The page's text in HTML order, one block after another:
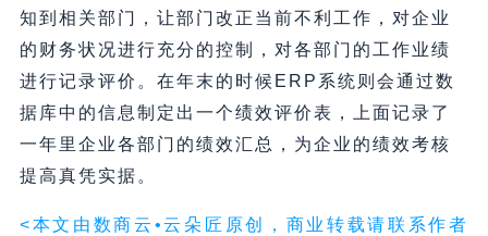
知到相关部门，让部门改正当前不利工作，对企业
的财务状况进行充分的控制，对各部门的工作业绩
进行记录评价。在年末的时候ERP系统则会通过数
据库中的信息制定出一个绩效评价表，上面记录了
一年里企业各部门的绩效汇总，为企业的绩效考核
提高真凭实据。
<本文由数商云•云朵匠原创，商业转载请联系作者